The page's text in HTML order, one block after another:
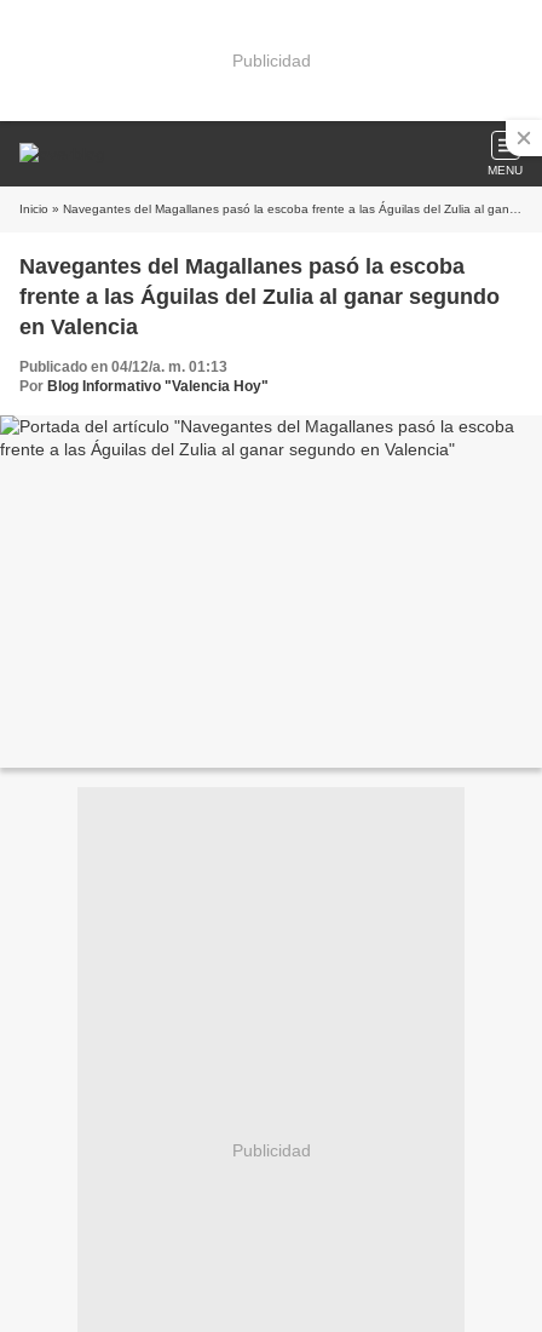
Publicidad
MENU
Inicio » Navegantes del Magallanes pasó la escoba frente a las Águilas del Zulia al ganar segundo en Valencia
Navegantes del Magallanes pasó la escoba
frente a las Águilas del Zulia al ganar segundo
en Valencia
Publicado en 04/12/a. m. 01:13
Por Blog Informativo "Valencia Hoy"
Publicidad